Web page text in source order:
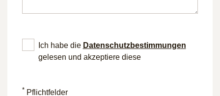
Ich habe die Datenschutz­bestimmungen
gelesen und akzeptiere diese
* Pflichtfelder